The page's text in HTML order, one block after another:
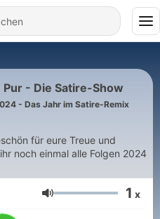
Pur - Die Satire-Show
- Das Jahr im Satire-Remix
für eure Treue und
noch einmal alle Folgen 2024
Lautstärke 1 x